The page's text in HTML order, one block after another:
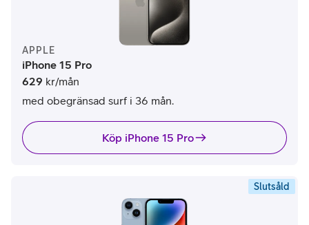
APPLE
iPhone 15 Pro
629 kr/mån
med obegränsad surf i 36 mån.
Köp iPhone 15 Pro
Slutsåld